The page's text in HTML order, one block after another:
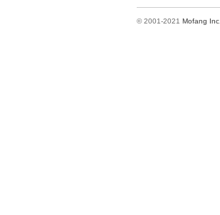
© 2001-2021 Mofang Inc.